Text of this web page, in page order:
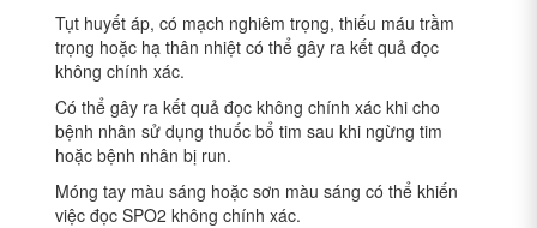
Tụt huyết áp, có mạch nghiêm trọng, thiếu máu trầm
trọng hoặc hạ thân nhiệt có thể gây ra kết quả đọc
không chính xác.
Có thể gây ra kết quả đọc không chính xác khi cho
bệnh nhân sử dụng thuốc bổ tim sau khi ngừng tim
hoặc bệnh nhân bị run.
Móng tay màu sáng hoặc sơn màu sáng có thể khiến
việc đọc SPO2 không chính xác.